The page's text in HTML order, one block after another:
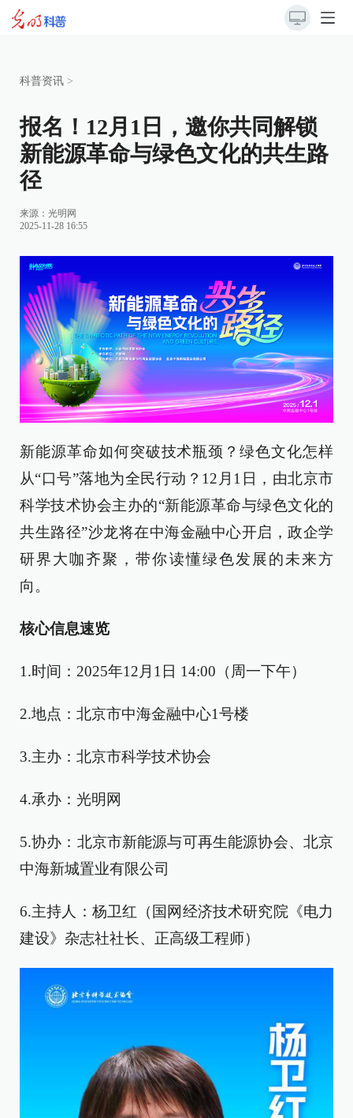
科普资讯 >
报名！12月1日，邀你共同解锁
新能源革命与绿色文化的共生路
径
来源： 光明网
2025-11-28 16:55
新能源革命如何突破技术瓶颈？绿色文化怎样
从“口号”落地为全民行动？12月1日，由北京市
科学技术协会主办的“新能源革命与绿色文化的
共生路径”沙龙将在中海金融中心开启，政企学
研界大咖齐聚，带你读懂绿色发展的未来方
向。
核心信息速览
1.时间：2025年12月1日 14:00（周一下午）
2.地点：北京市中海金融中心1号楼
3.主办：北京市科学技术协会
4.承办：光明网
5.协办：北京市新能源与可再生能源协会、北京
中海新城置业有限公司
6.主持人：杨卫红（国网经济技术研究院《电力
建设》杂志社社长、正高级工程师）